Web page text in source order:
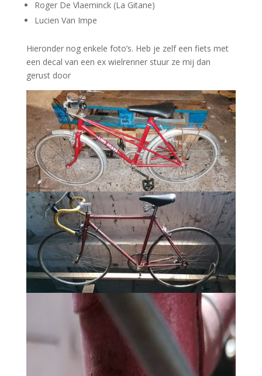
Roger De Vlaeminck (La Gitane)
Lucien Van Impe
Hieronder nog enkele foto’s. Heb je zelf een fiets met
een decal van een ex wielrenner stuur ze mij dan
gerust door